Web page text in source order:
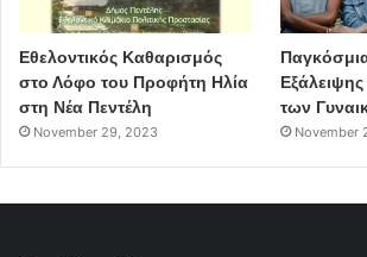
Εθελοντικός Καθαρισμός
στο Λόφο του Προφήτη Ηλία
στη Νέα Πεντέλη
November 29, 2023
των
November